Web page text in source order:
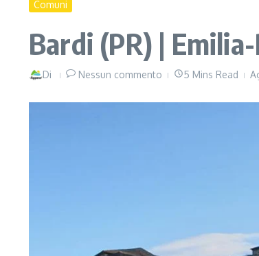
Comuni
Bardi (PR) |
Di Nessun commento 5 Mins Read